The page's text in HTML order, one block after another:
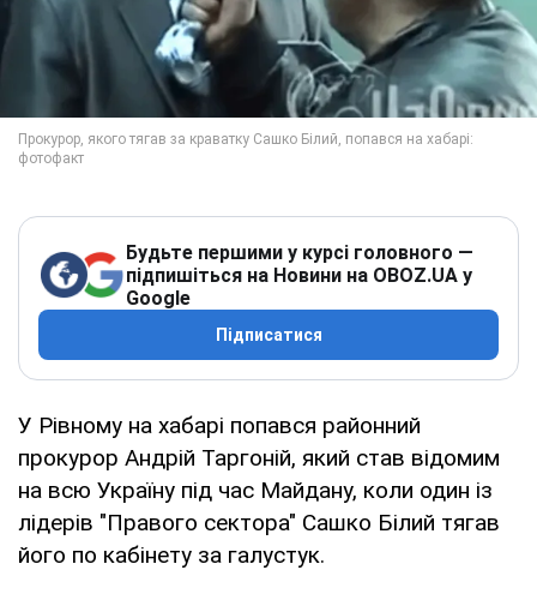
Будьте першими у курсі головного —
підпишіться на Новини на OBOZ.UA у
Google
Підписатися
У Рівному на хабарі попався районний
прокурор Андрій Таргоній, який став відомим
на всю Україну під час Майдану, коли один із
лідерів "Правого сектора" Сашко Білий тягав
його по кабінету за галустук.